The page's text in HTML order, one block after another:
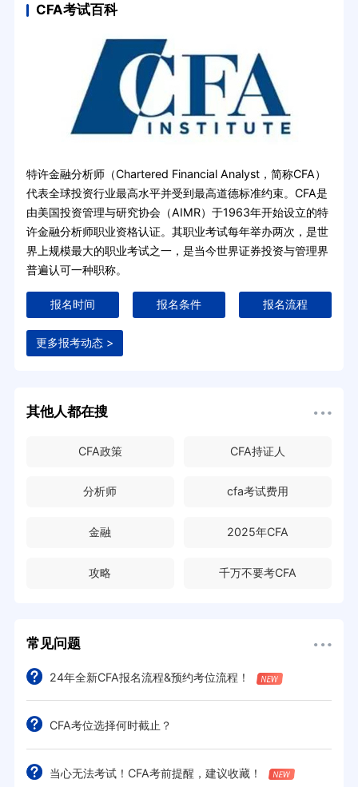
CFA考试百科
特许金融分析师（Chartered Financial Analyst，简称CFA）
代表全球投资行业最高水平并受到最高道德标准约束。CFA是
由美国投资管理与研究协会（AIMR）于1963年开始设立的特
许金融分析师职业资格认证。其职业考试每年举办两次，是世
界上规模最大的职业考试之一，是当今世界证券投资与管理界
普遍认可一种职称。
报名时间 报名条件 报名流程
更多报考动态 >
其他人都在搜
CFA政策 CFA持证人
分析师 cfa考试费用
金融 2025年CFA
攻略 千万不要考CFA
常见问题
24年全新CFA报名流程&预约考位流程！
CFA考位选择何时截止？
当心无法考试！CFA考前提醒，建议收藏！